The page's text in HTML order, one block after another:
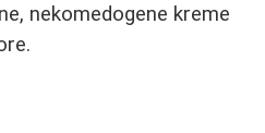
nekomedogene kreme